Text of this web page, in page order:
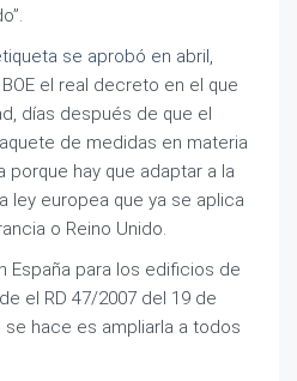
se aprobó en abril,
el real decreto en el que
días después de que el
de medidas en materia
porque hay que adaptar a la
ley europea que ya se aplica
o Reino Unido.
España para los edificios de
el RD 47/2007 del 19 de
hace es ampliarla a todos